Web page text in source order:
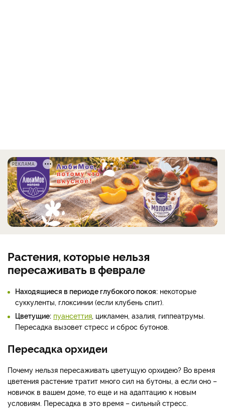
РЕКЛАМА
Растения, которые нельзя
пересаживать в феврале
Находящиеся в периоде глубокого покоя: некоторые
суккуленты, глоксинии (если клубень спит).
Цветущие: пуансеттия, цикламен, азалия, гиппеатрумы.
Пересадка вызовет стресс и сброс бутонов.
Пересадка орхидеи
Почему нельзя пересаживать цветущую орхидею? Во время
цветения растение тратит много сил на бутоны, а если оно –
новичок в вашем доме, то еще и на адаптацию к новым
условиям. Пересадка в это время – сильный стресс.